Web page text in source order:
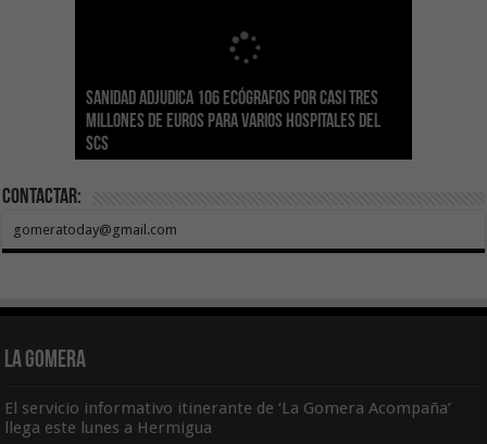
Sanidad adjudica 106 ecógrafos por casi tres
millones de euros para varios hospitales del
SCS
Gesplan logra la máxima puntuación en el
Índice de Transparencia de Canarias por cuarto
año consecutivo
El Gobierno canario concede ayudas del
POSEICAN-Pesca al sector por valor de 7,09 M€
tras aumentar las cuantías
Transición Ecológica coordina con Ashotel su
adhesión a la Red de Refugios Climáticos de
Canarias
Visocan incorpora 170 pisos a su parque de
vivienda protegida en régimen de alquiler
asequible de Tenerife
Sanidad refuerza la capacidad diagnóstica de
los centros de salud con el impulso de la
ecografía clínica
Contactar:
gomeratoday@gmail.com
La Gomera
El servicio informativo itinerante de ‘La Gomera Acompaña’
llega este lunes a Hermigua